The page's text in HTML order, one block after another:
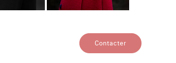
Contacter